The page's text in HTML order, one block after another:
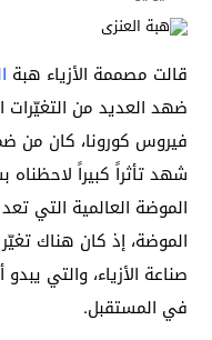
قالت مصممة الأزياء هبة
ضهد العديد من التغيّرات
فيروس كورونا، كان من
شهد تأثراً كبيراً
الموضة العالمية التي
الموضة، إذ كان هناك
صناعة الأزياء، والتي
في المستقبل.